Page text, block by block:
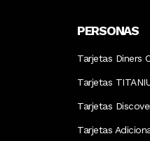
PERSONAS
Tarjetas Diners
Tarjetas
Tarjetas
Tarjetas